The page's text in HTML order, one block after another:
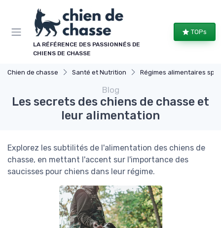
LA RÉFÉRENCE DES PASSIONNÉS DE
CHIENS DE CHASSE
TOPs
Chien de chasse Santé et Nutrition Régimes alimentaires spécifiques
Blog
Les secrets des chiens de chasse et
leur alimentation
Explorez les subtilités de l'alimentation des chiens de
chasse, en mettant l'accent sur l'importance des
saucisses pour chiens dans leur régime.
Panneau de gestion des cookies